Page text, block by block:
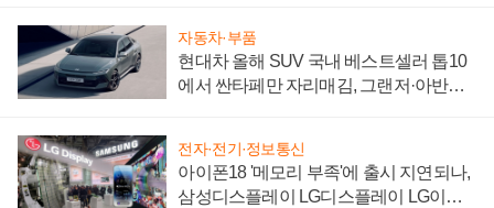
자동차·부품
현대차 올해 SUV 국내 베스트셀러 톱10
에서 싼타페만 자리매김, 그랜저·아반떼
전자·전기·정보통신
아이폰18 '메모리 부족'에 출시 지연되나,
삼성디스플레이 LG디스플레이 LG이노